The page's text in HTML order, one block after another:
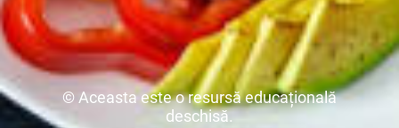
© Aceasta este o resursă educațională
deschisă.